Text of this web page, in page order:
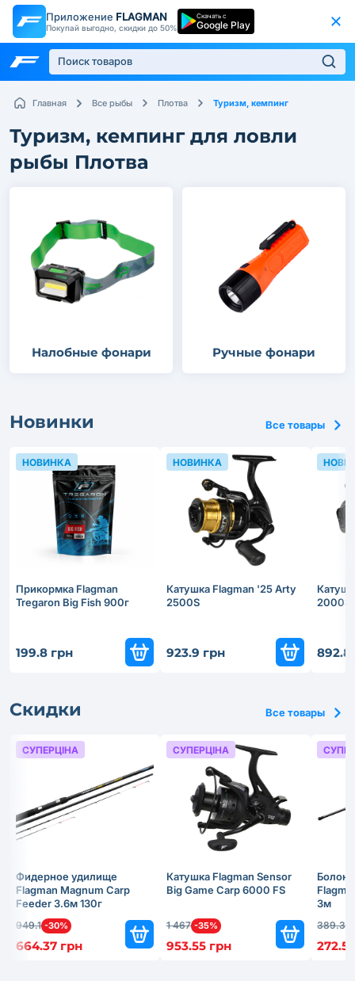
Приложение FLAGMAN
Покупай выгодно, скидки до 50%
Скачать с
Google Play
Главная Все рыбы Плотва Туризм, кемпинг
Туризм, кемпинг для ловли
рыбы Плотва
Налобные фонари Ручные фонари
Новинки Все товары
Прикормка Flagman
Tregaron Big Fish 900г
199.8 грн
НОВИНКА
Катушка Flagman '25 Arty
2500S
923.9 грн
НОВИНКА
2000S
892.8
Скидки Все товары
Фидерное удилище
Flagman Magnum Carp
Feeder 3.6м 130г
949.1 -30%
664.37 грн
СУПЕРЦІНА
Катушка Flagman Sensor
Big Game Carp 6000 FS
1 467 -35%
953.55 грн
СУПЕРЦІНА
3м
389.3